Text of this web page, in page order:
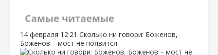
Самые читаемые
14 февраля 12:21 Сколько ни говори: Боженов,
Боженов – мост не появится